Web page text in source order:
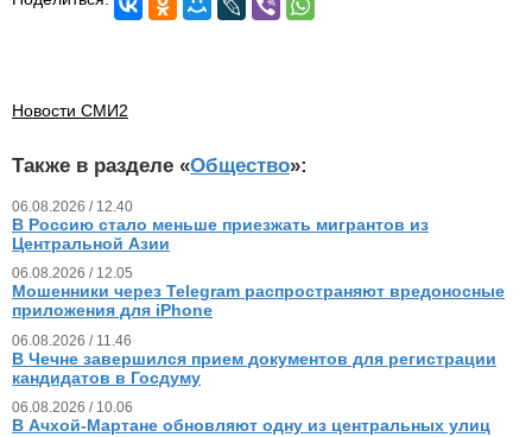
Новости СМИ2
Также в разделе «Общество»:
06.08.2026 / 12.40
В Россию стало меньше приезжать мигрантов из
Центральной Азии
06.08.2026 / 12.05
Мошенники через Telegram распространяют вредоносные
приложения для iPhone
06.08.2026 / 11.46
В Чечне завершился прием документов для регистрации
кандидатов в Госдуму
06.08.2026 / 10.06
В Ачхой-Мартане обновляют одну из центральных улиц